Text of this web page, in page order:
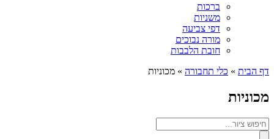
ברכות
משניות
דפי צביעה
מורה נבוכים
חובת הלבבות
דף הבית » כלי תחבורה » מכוניות
מכוניות
Search
...